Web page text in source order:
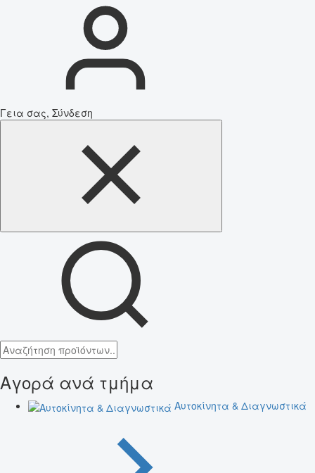
Γεια σας, Σύνδεση
Αγορά ανά τμήμα
Αυτοκίνητα & Διαγνωστικά